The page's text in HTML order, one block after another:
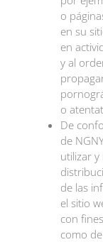
o
en su
en
y al
o
De
de
utilizar
de las
el sitio
con
como